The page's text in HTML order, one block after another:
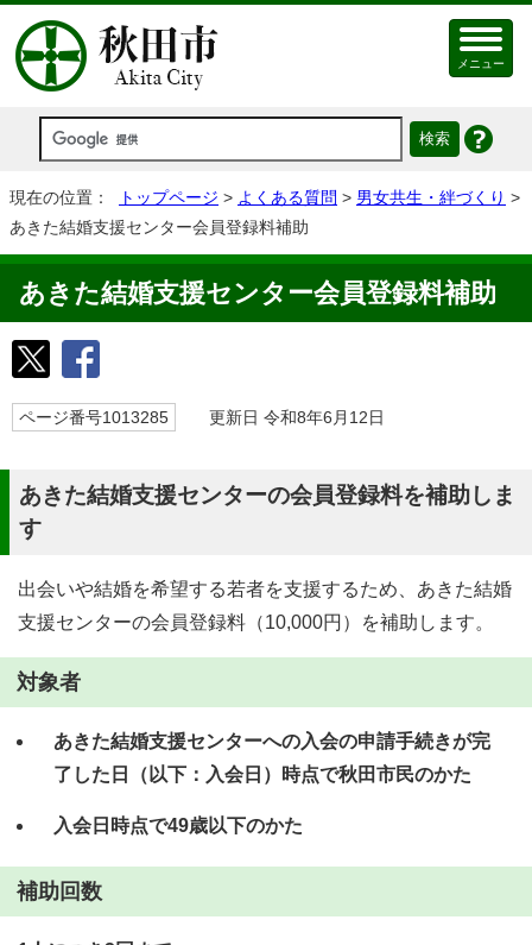
メニュー
現在の位置： トップページ > よくある質問 > 男女共生・絆づくり >
あきた結婚支援センター会員登録料補助
あきた結婚支援センター会員登録料補助
ページ番号1013285 更新日 令和8年6月12日
あきた結婚支援センターの会員登録料を補助しま
す
出会いや結婚を希望する若者を支援するため、あきた結婚
支援センターの会員登録料（10,000円）を補助します。
対象者
あきた結婚支援センターへの入会の申請手続きが完
了した日（以下：入会日）時点で秋田市民のかた
入会日時点で49歳以下のかた
補助回数